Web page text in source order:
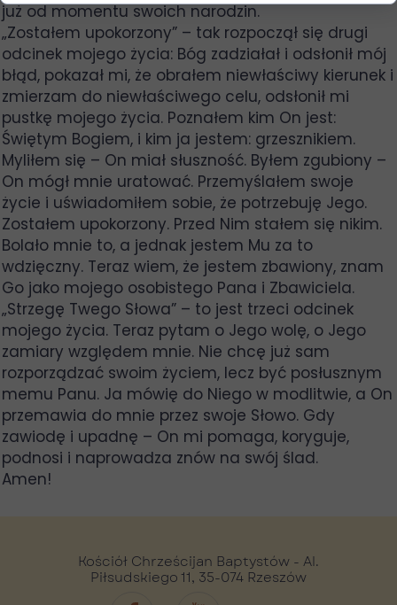
Kościół Chrześcijan Baptystów - Al.
Piłsudskiego 11, 35-074 Rzeszów
już od momentu swoich narodzin.
„Zostałem upokorzony” – tak rozpoczął się drugi
odcinek mojego życia: Bóg zadziałał i odsłonił mój
błąd, pokazał mi, że obrałem niewłaściwy kierunek i
zmierzam do niewłaściwego celu, odsłonił mi
pustkę mojego życia. Poznałem kim On jest:
Świętym Bogiem, i kim ja jestem: grzesznikiem.
Myliłem się – On miał słuszność. Byłem zgubiony –
On mógł mnie uratować. Przemyślałem swoje
życie i uświadomiłem sobie, że potrzebuję Jego.
Zostałem upokorzony. Przed Nim stałem się nikim.
Bolało mnie to, a jednak jestem Mu za to
wdzięczny. Teraz wiem, że jestem zbawiony, znam
Go jako mojego osobistego Pana i Zbawiciela.
„Strzegę Twego Słowa” – to jest trzeci odcinek
mojego życia. Teraz pytam o Jego wolę, o Jego
zamiary względem mnie. Nie chcę już sam
rozporządzać swoim życiem, lecz być posłusznym
memu Panu. Ja mówię do Niego w modlitwie, a On
przemawia do mnie przez swoje Słowo. Gdy
zawiodę i upadnę – On mi pomaga, koryguje,
podnosi i naprowadza znów na swój ślad.
Amen!